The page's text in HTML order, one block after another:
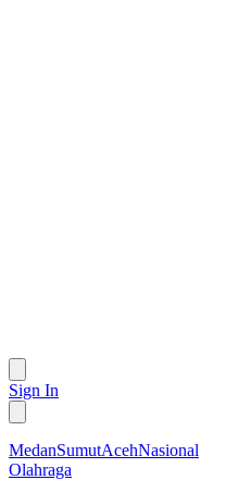
Sign In
MedanSumutAcehNasional
Olahraga